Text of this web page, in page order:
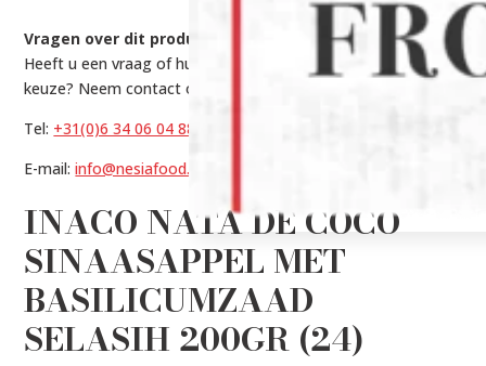
Vragen over dit product?
Heeft u een vraag of hulp nodig bij het maken van een
keuze? Neem contact op met onze experts via:
Tel: +31(0)6 34 06 04 88
E-mail:info@nesiafood.nl
INACO NATA DE COCO
SINAASAPPEL MET
BASILICUMZAAD
SELASIH 200GR (24)